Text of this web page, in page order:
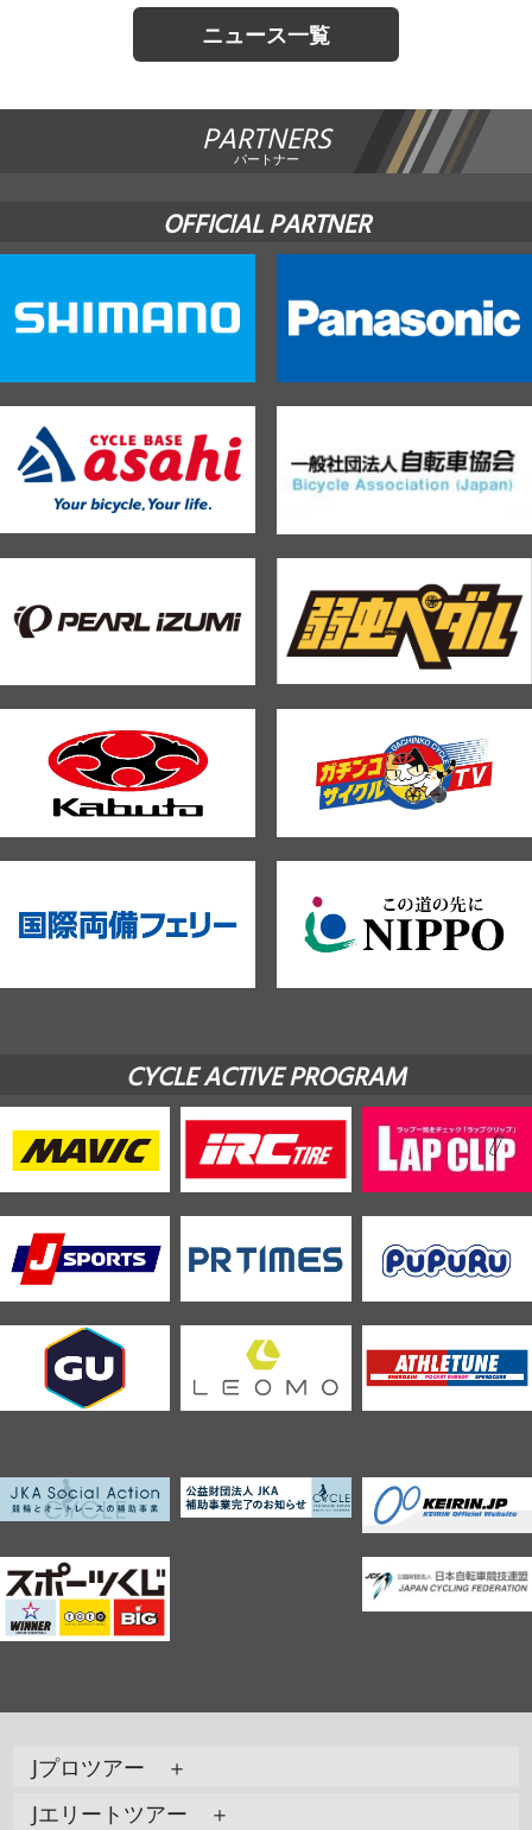
ニュース一覧
PARTNERS
パートナー
OFFICIAL PARTNER
CYCLE ACTIVE PROGRAM
Jプロツアー ＋
Jエリートツアー ＋